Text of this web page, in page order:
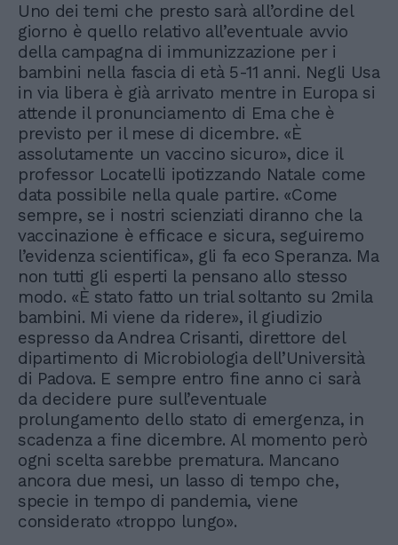
Uno dei temi che presto sarà all’ordine del
giorno è quello relativo all’eventuale avvio
della campagna di immunizzazione per i
bambini nella fascia di età 5-11 anni. Negli Usa
in via libera è già arrivato mentre in Europa si
attende il pronunciamento di Ema che è
previsto per il mese di dicembre. «È
assolutamente un vaccino sicuro», dice il
professor Locatelli ipotizzando Natale come
data possibile nella quale partire. «Come
sempre, se i nostri scienziati diranno che la
vaccinazione è efficace e sicura, seguiremo
l’evidenza scientifica», gli fa eco Speranza. Ma
non tutti gli esperti la pensano allo stesso
modo. «È stato fatto un trial soltanto su 2mila
bambini. Mi viene da ridere», il giudizio
espresso da Andrea Crisanti, direttore del
dipartimento di Microbiologia dell’Università
di Padova. E sempre entro fine anno ci sarà
da decidere pure sull’eventuale
prolungamento dello stato di emergenza, in
scadenza a fine dicembre. Al momento però
ogni scelta sarebbe prematura. Mancano
ancora due mesi, un lasso di tempo che,
specie in tempo di pandemia, viene
considerato «troppo lungo».